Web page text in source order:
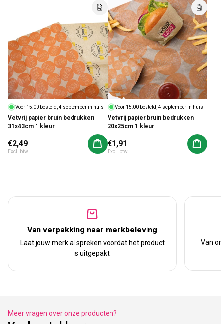
Voor 15:00 besteld, 4 september in huis
Vetvrij papier bruin bedrukken
31x43cm 1 kleur
Normale prijs
€2,49
Excl. btw
Aan winkelwagen toevoegen
Voor 15:00 besteld, 4 september in huis
Vetvrij papier bruin bedrukken
20x25cm 1 kleur
Normale prijs
€1,91
Excl. btw
Aan
Van verpakking naar merkbeleving
Laat jouw merk al spreken voordat het product
is uitgepakt.
Van
Meer vragen over onze producten?